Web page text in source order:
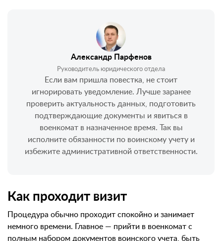
Александр Парфенов
Руководитель юридического отдела
Если вам пришла повестка, не стоит
игнорировать уведомление. Лучше заранее
проверить актуальность данных, подготовить
подтверждающие документы и явиться в
военкомат в назначенное время. Так вы
исполните обязанности по воинскому учету и
избежите административной ответственности.
Как проходит визит
Процедура обычно проходит спокойно и занимает
немного времени. Главное — прийти в военкомат с
полным набором документов воинского учета, быть